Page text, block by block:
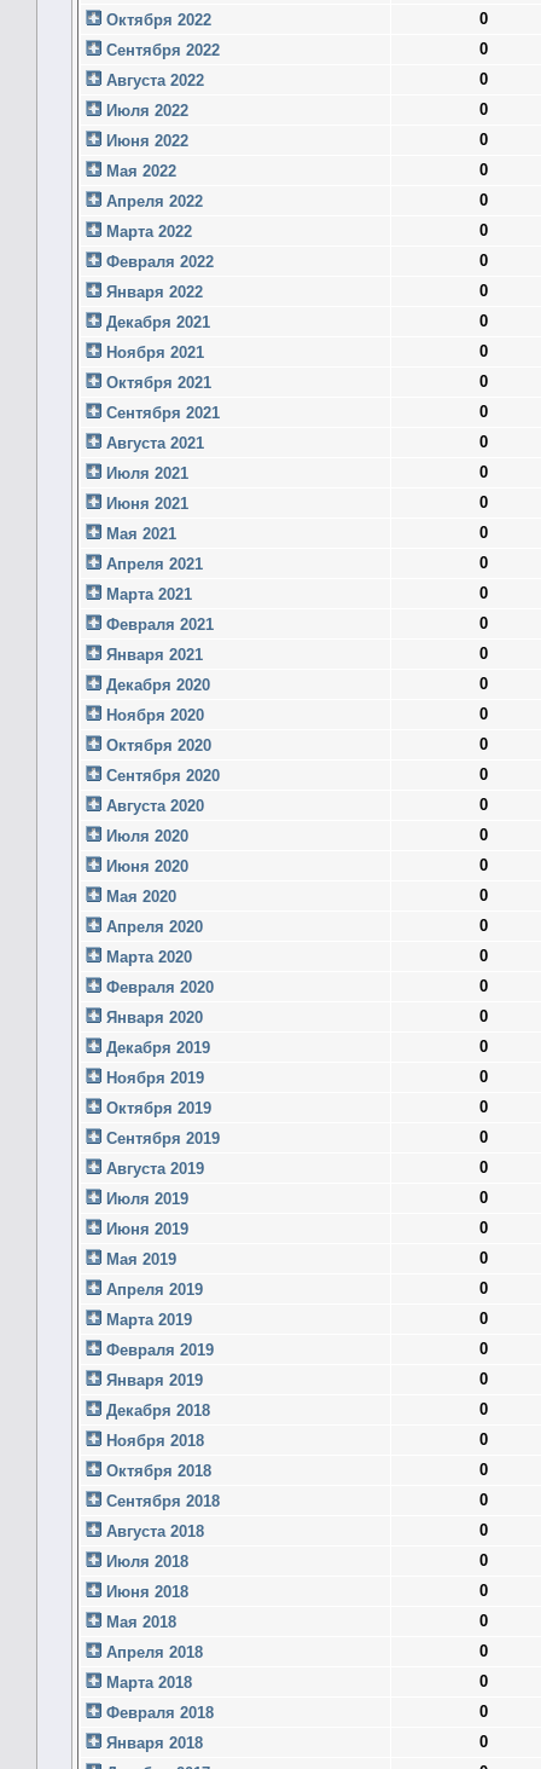
Октября 2022
0
Сентября 2022
0
Августа 2022
0
Июля 2022
0
Июня 2022
0
Мая 2022
0
Апреля 2022
0
Марта 2022
0
Февраля 2022
0
Января 2022
0
Декабря 2021
0
Ноября 2021
0
Октября 2021
0
Сентября 2021
0
Августа 2021
0
Июля 2021
0
Июня 2021
0
Мая 2021
0
Апреля 2021
0
Марта 2021
0
Февраля 2021
0
Января 2021
0
Декабря 2020
0
Ноября 2020
0
Октября 2020
0
Сентября 2020
0
Августа 2020
0
Июля 2020
0
Июня 2020
0
Мая 2020
0
Апреля 2020
0
Марта 2020
0
Февраля 2020
0
Января 2020
0
Декабря 2019
0
Ноября 2019
0
Октября 2019
0
Сентября 2019
0
Августа 2019
0
Июля 2019
0
Июня 2019
0
Мая 2019
0
Апреля 2019
0
Марта 2019
0
Февраля 2019
0
Января 2019
0
Декабря 2018
0
Ноября 2018
0
Октября 2018
0
Сентября 2018
0
Августа 2018
0
Июля 2018
0
Июня 2018
0
Мая 2018
0
Апреля 2018
0
Марта 2018
0
Февраля 2018
0
Января 2018
0